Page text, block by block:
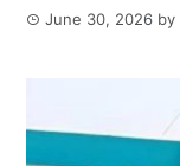
June 30, 2026 by